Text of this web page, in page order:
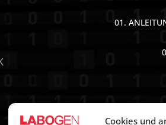
Cookies und
01.